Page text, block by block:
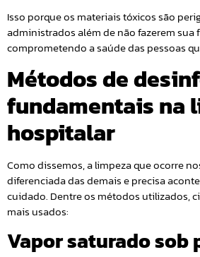
Isso porque os materiais tóxicos são
administrados além de não fazerem sua
comprometendo a saúde das pessoas
Métodos de
fundamentais na
hospitalar
Como dissemos, a limpeza que ocorre
diferenciada das demais e precisa
cuidado. Dentre os métodos utilizados,
mais usados:
Vapor saturado sob